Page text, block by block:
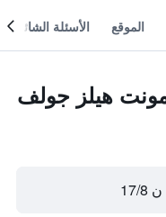
الموقع الأسئلة الشائعة
هيلز جولف
ن 17/8